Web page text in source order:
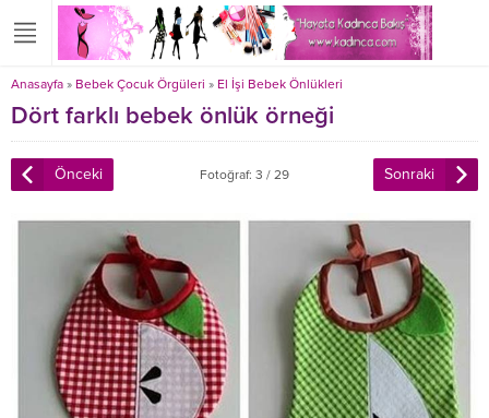
Anasayfa » Bebek Çocuk Örgüleri » El İşi Bebek Önlükleri
Dört farklı bebek önlük örneği
Önceki Fotoğraf: 3 / 29 Sonraki